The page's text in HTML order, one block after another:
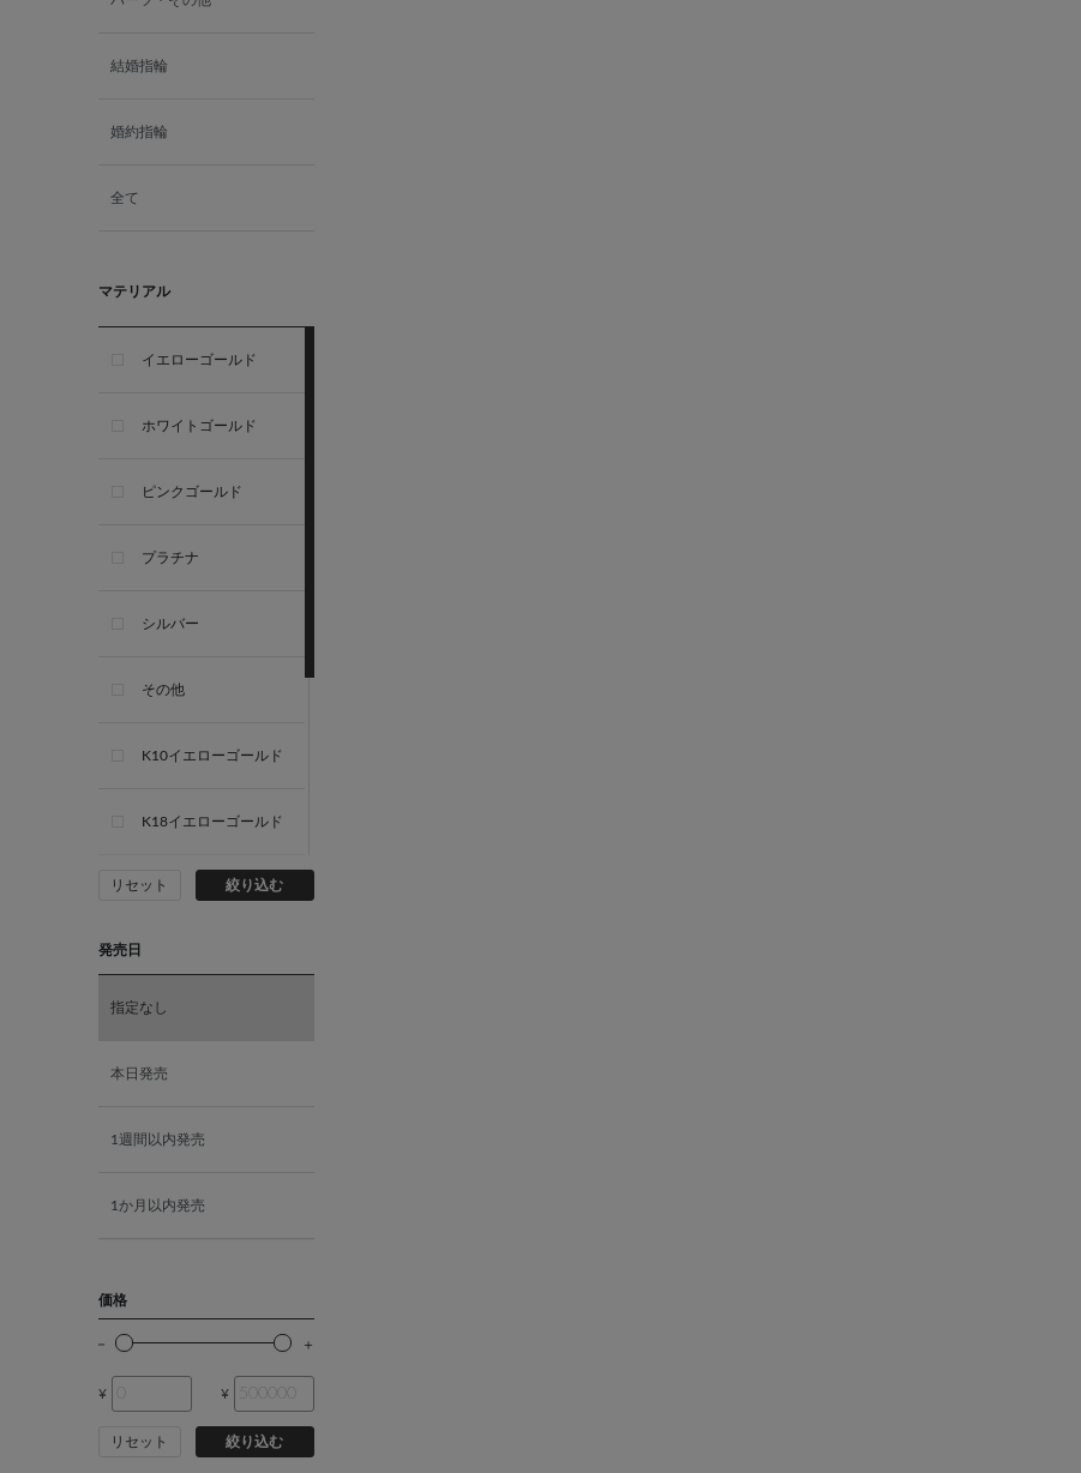
結婚指輪
婚約指輪
全て
マテリアル
イエローゴールド
ホワイトゴールド
ピンクゴールド
プラチナ
シルバー
その他
K10イエローゴールド
K18イエローゴールド
K10ホワイトゴールド
K10ピンクゴールド
K18ピンクゴールド
リセット 絞り込む
発売日
指定なし
本日発売
1週間以内発売
1か月以内発売
価格
¥ ¥
リセット 絞り込む